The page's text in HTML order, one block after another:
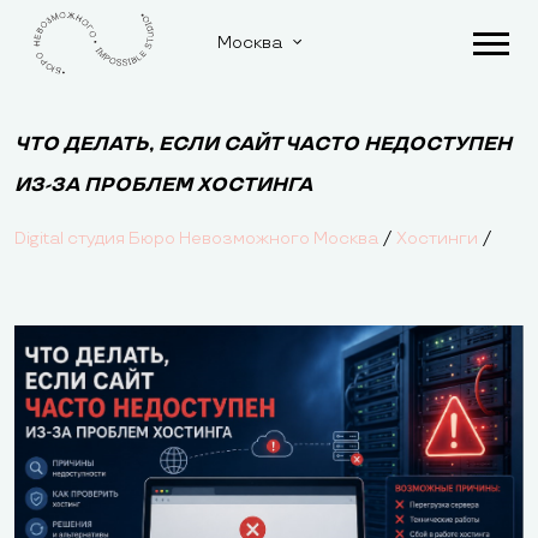
Москва
ЧТО ДЕЛАТЬ, ЕСЛИ САЙТ ЧАСТО НЕДОСТУПЕН
ИЗ-ЗА ПРОБЛЕМ ХОСТИНГА
Digital студия Бюро Невозможного Москва / Хостинги /